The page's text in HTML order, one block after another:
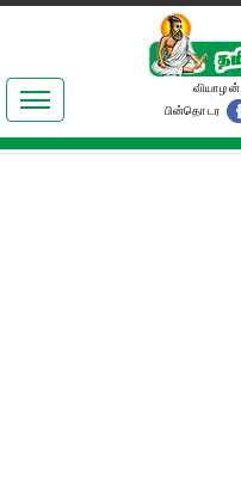
இலக்கியங்கள்
தமிழ் உலகம்
பின்தொடர